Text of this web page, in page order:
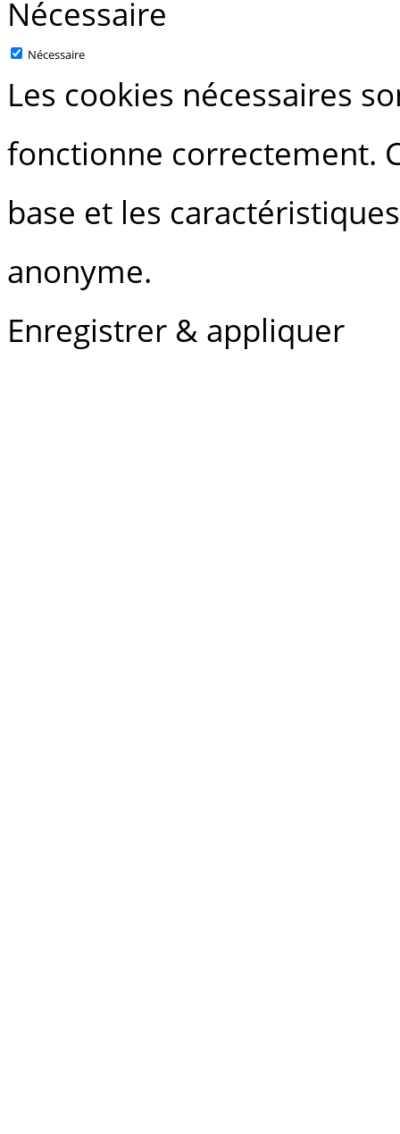
Nécessaire
Nécessaire
Les cookies nécessaires
fonctionne correctement.
base et les
anonyme.
Enregistrer & appliquer